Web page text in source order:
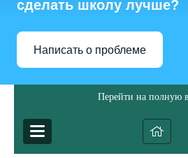
сделать школу лучше?
Написать о проблеме
Перейти на полную